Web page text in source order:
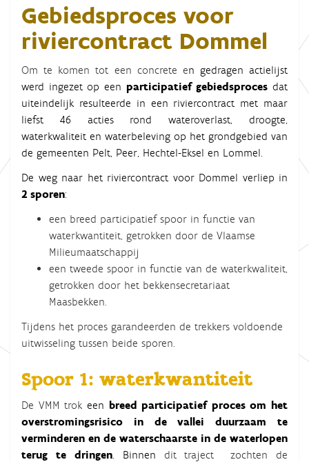
Gebiedsproces voor
riviercontract Dommel
Om te komen tot een concrete en gedragen actielijst
werd ingezet op een participatief gebiedsproces dat
uiteindelijk resulteerde in een riviercontract met maar
liefst 46 acties rond wateroverlast, droogte,
waterkwaliteit en waterbeleving op het grondgebied van
de gemeenten Pelt, Peer, Hechtel-Eksel en Lommel.
De weg naar het riviercontract voor Dommel verliep in
2 sporen:
een breed participatief spoor in functie van
waterkwantiteit, getrokken door de Vlaamse
Milieumaatschappij
een tweede spoor in functie van de waterkwaliteit,
getrokken door het bekkensecretariaat
Maasbekken.
Tijdens het proces garandeerden de trekkers voldoende
uitwisseling tussen beide sporen.
Spoor 1: waterkwantiteit
De VMM trok een breed participatief proces om het
overstromingsrisico in de vallei duurzaam te
verminderen en de waterschaarste in de waterlopen
terug te dringen. Binnen dit traject zochten de